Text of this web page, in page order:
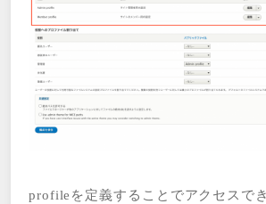
profileを定義することでアクセスで